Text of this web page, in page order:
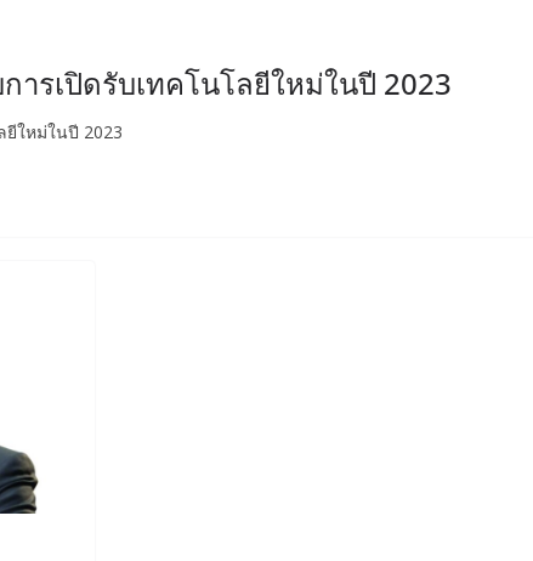
ารเปิดรับเทคโนโลยีใหม่ในปี 2023
ยีใหม่ในปี 2023